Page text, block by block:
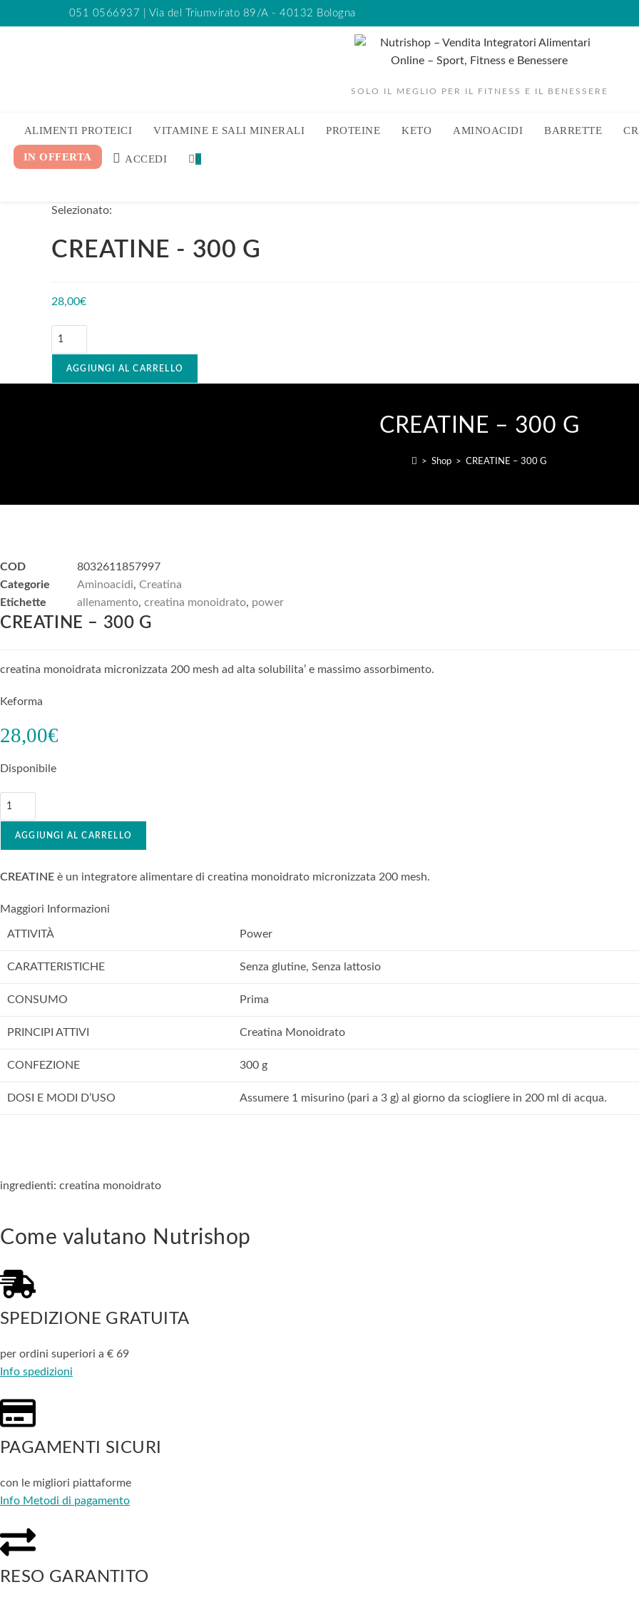
051 0566937 | Via del Triumvirato 89/A - 40132 Bologna
SOLO IL MEGLIO PER IL FITNESS E IL BENESSERE
ALIMENTI PROTEICI VITAMINE E SALI MINERALI PROTEINE KETO AMINOACIDI BARRETTE
IN OFFERTA ACCEDI 0
Selezionato:
CREATINE - 300 G
28,00€
AGGIUNGI AL CARRELLO
CREATINE – 300 G
> Shop > CREATINE – 300 G
COD
8032611857997
Categorie
Aminoacidi, Creatina
Etichette
allenamento, creatina monoidrato, power
CREATINE – 300 G
creatina monoidrata micronizzata 200 mesh ad alta solubilita’ e massimo assorbimento.
Keforma
28,00€
Disponibile
AGGIUNGI AL CARRELLO
CREATINE è un integratore alimentare di creatina monoidrato micronizzata 200 mesh.
Maggiori Informazioni
ATTIVITÀ Power
CARATTERISTICHE Senza glutine, Senza lattosio
CONSUMO Prima
PRINCIPI ATTIVI Creatina Monoidrato
CONFEZIONE 300 g
DOSI E MODI D’USO Assumere 1 misurino (pari a 3 g) al giorno da sciogliere in 200 ml di acqua.
ingredienti: creatina monoidrato
Come valutano Nutrishop
SPEDIZIONE GRATUITA
per ordini superiori a € 69
Info spedizioni
PAGAMENTI SICURI
con le migliori piattaforme
Info Metodi di pagamento
RESO GARANTITO